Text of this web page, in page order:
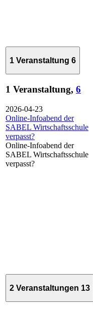
1 Veranstaltung 6
1 Veranstaltung, 6
2026-04-23
Online-Infoabend der
SABEL Wirtschaftsschule
verpasst?
Online-Infoabend der
SABEL Wirtschaftsschule
verpasst?
2 Veranstaltungen 13